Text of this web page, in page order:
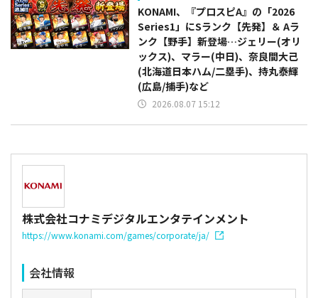
KONAMI、『プロスピA』の「2026
Series1」にSランク【先発】＆ Aラ
ンク【野手】新登場…ジェリー(オリ
ックス)、マラー(中日)、奈良間大己
(北海道日本ハム/二塁手)、持丸泰輝
(広島/捕手)など
2026.08.07 15:12
株式会社コナミデジタルエンタテインメント
https://www.konami.com/games/corporate/ja/
会社情報